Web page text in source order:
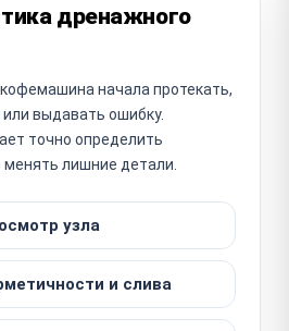
дренажного
начала протекать,
выдавать ошибку.
точно определить
лишние детали.
узла
и слива